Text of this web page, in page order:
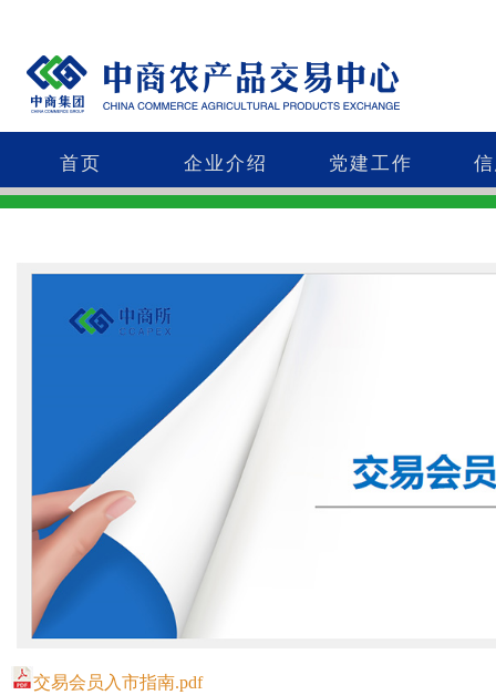
首页 企业介绍 党建工作
交易会员入市指南.pdf